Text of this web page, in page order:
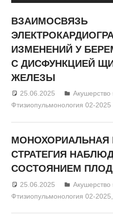
ВЗАИМОСВЯЗЬ
ИЗМЕНЕНИЙ У
С ДИСФУНКЦИЕЙ
ЖЕЛЕЗЫ
25.06.2025 admin
Акушерство
Фтизиопульмонология 02-2025
МОНОХОРИАЛЬНАЯ
СТРАТЕГИЯ
СОСТОЯНИЕМ
25.06.2025 admin
Акушерство
Фтизиопульмонология 02-2025